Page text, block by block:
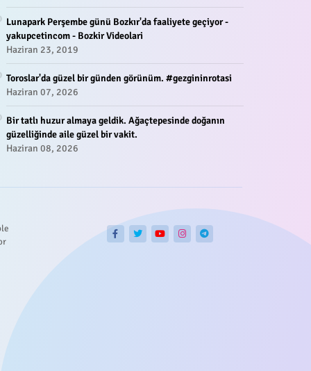
Lunapark Perşembe günü Bozkır'da faaliyete geçiyor -
yakupcetincom - Bozkir Videolari
Haziran 23, 2019
Toroslar'da güzel bir günden görünüm. #gezgininrotasi
Haziran 07, 2026
Bir tatlı huzur almaya geldik. Ağaçtepesinde doğanın
güzelliğinde aile güzel bir vakit.
Haziran 08, 2026